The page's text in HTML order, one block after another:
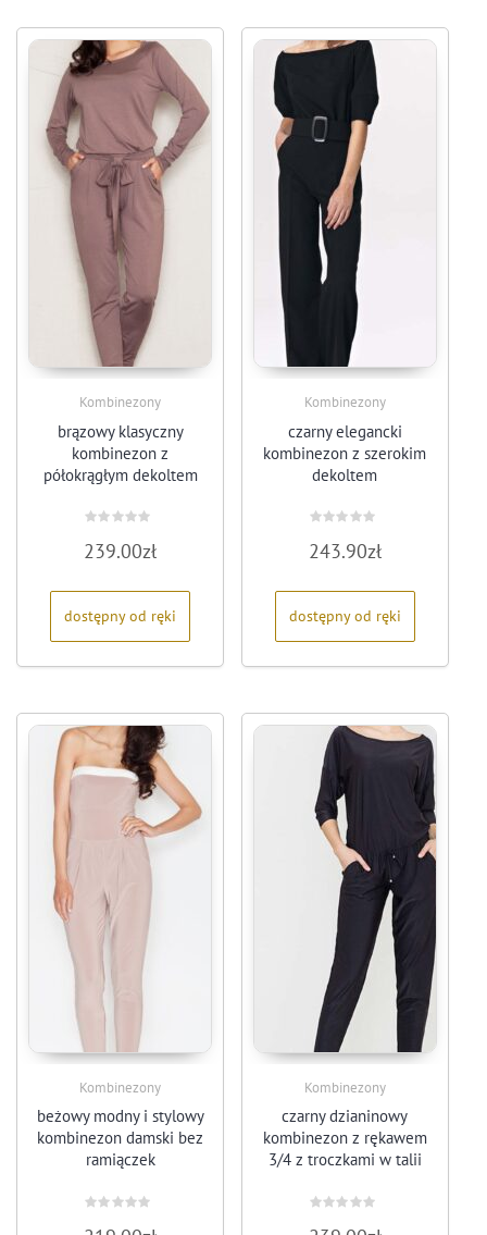
Kombinezony
brązowy klasyczny
kombinezon z
półokrągłym dekoltem
0
na
239.00zł
dostępny od ręki
Kombinezony
czarny elegancki
kombinezon z szerokim
dekoltem
0
na
243.90zł
dostępny od ręki
Kombinezony
beżowy modny i stylowy
kombinezon damski bez
ramiączek
Kombinezony
czarny dzianinowy
kombinezon z rękawem
3/4 z troczkami w talii